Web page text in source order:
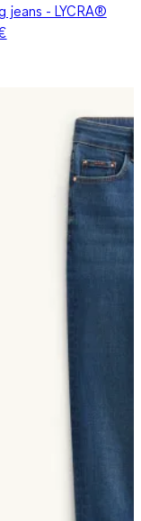
jeans - LYCRA®